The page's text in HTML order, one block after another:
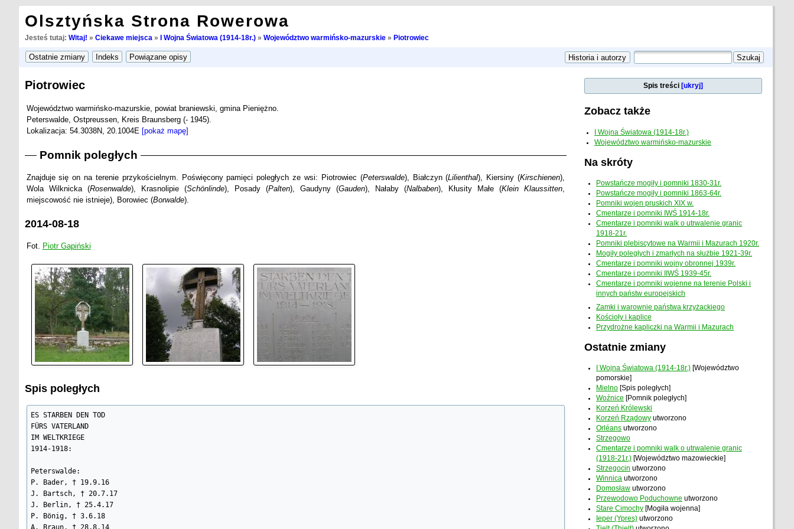
Olsztyńska Strona Rowerowa
Jesteś tutaj: Witaj! » Ciekawe miejsca » I Wojna Światowa (1914-18r.)» Województwo warmińsko-mazurskie» Piotrowiec
Piotrowiec
Województwo warmińsko-mazurskie, powiat braniewski, gmina Pieniężno.
Peterswalde, Ostpreussen, Kreis Braunsberg (- 1945).
Lokalizacja: 54.3038N, 20.1004E [pokaż mapę]
Pomnik poległych
Znajduje się on na terenie przykościelnym. Poświęcony pamięci poległych ze wsi: Piotrowiec (Peterswalde), Białczyn (Lilienthal), Kiersiny (Kirschienen),
Wola Wilknicka (Rosenwalde), Krasnolipie (Schönlinde), Posady (Palten), Gaudyny (Gauden), Nałaby (Nalbaben), Kłusity Małe (Klein Klaussitten,
miejscowość nie istnieje), Borowiec (Borwalde).
2014-08-18
Fot. Piotr Gapiński
Spis poległych
ES STARBEN DEN TOD
FÜRS VATERLAND
IM WELTKRIEGE
1914-1918:
Peterswalde:
P. Bader, † 19.9.16
J. Bartsch, † 20.7.17
J. Berlin, † 25.4.17
P. Bönig, † 3.6.18
A. Braun, † 28.8.14
Spis treści [ukryj]
Zobacz także
I Wojna Światowa (1914-18r.)
Województwo warmińsko-mazurskie
Na skróty
Powstańcze mogiły i pomniki 1830-31r.
Powstańcze mogiły i pomniki 1863-64r.
Pomniki wojen pruskich XIX w.
Cmentarze i pomniki IWŚ 1914-18r.
Cmentarze i pomniki walk o utrwalenie granic
1918-21r.
Pomniki plebiscytowe na Warmii i Mazurach 1920r.
Mogiły poległych i zmarłych na służbie 1921-39r.
Cmentarze i pomniki wojny obronnej 1939r.
Cmentarze i pomniki IIWŚ 1939-45r.
Cmentarze i pomniki wojenne na terenie Polski i
innych państw europejskich
Zamki i warownie państwa krzyżackiego
Kościoły i kaplice
Przydrożne kapliczki na Warmii i Mazurach
Ostatnie zmiany
I Wojna Światowa (1914-18r.) [Województwo
pomorskie]
Mielno [Spis poległych]
Woźnice [Pomnik poległych]
Korzeń Królewski
Korzeń Rządowy utworzono
Orléans utworzono
Strzegowo
Cmentarze i pomniki walk o utrwalenie granic
(1918-21r.) [Województwo mazowieckie]
Strzegocin utworzono
Winnica utworzono
Domosław utworzono
Przewodowo Poduchowne utworzono
Stare Cimochy [Mogiła wojenna]
Ieper (Ypres) utworzono